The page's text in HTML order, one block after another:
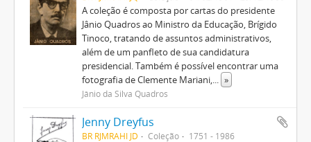
A coleção é composta por cartas do presidente
Jânio Quadros ao Ministro da Educação, Brígido
Tinoco, tratando de assuntos administrativos,
além de um panfleto de sua candidatura
presidencial. Também é possível encontrar uma
fotografia de Clemente Mariani,... »
Jânio da Silva Quadros
Jenny Dreyfus
BR RJMRAHI JD Coleção 1751 - 1986